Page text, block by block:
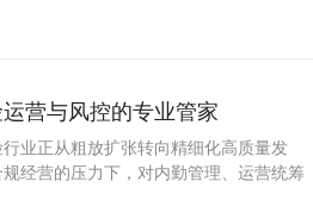
营与风控的专业管家
业正从粗放扩张转向精细化高质量发
经营的压力下，对内勤管理、运营统筹